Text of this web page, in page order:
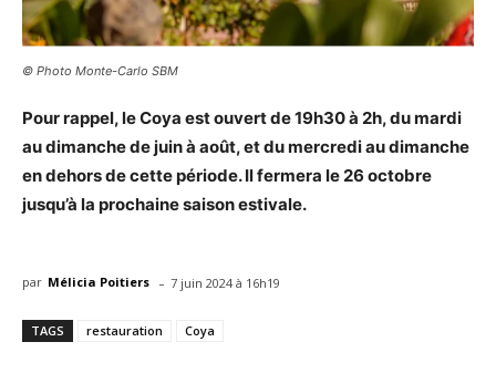
© Photo Monte-Carlo SBM
Pour rappel, le Coya est ouvert de 19h30 à 2h, du mardi
au dimanche de juin à août, et du mercredi au dimanche
en dehors de cette période. Il fermera le 26 octobre
jusqu’à la prochaine saison estivale.
par Mélicia Poitiers - 7 juin 2024 à 16h19
TAGS restauration Coya